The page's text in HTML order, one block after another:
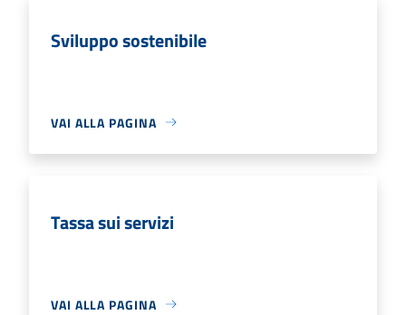
Sviluppo sostenibile
VAI ALLA PAGINA
Tassa sui servizi
VAI ALLA PAGINA